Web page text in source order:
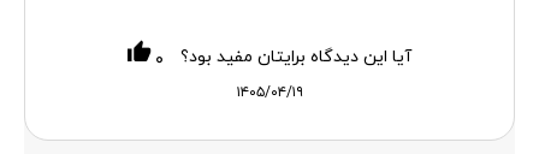
۱۴۰۵/۰۴/۱۹
آیا این دیدگاه برایتان مفید بود؟ ۰